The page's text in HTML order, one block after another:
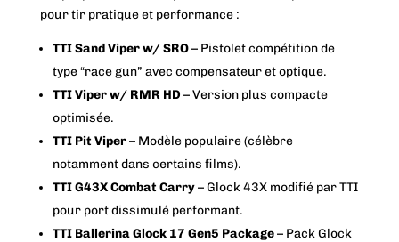
pour tir pratique et performance :
TTI Sand Viper w/ SRO– Pistolet compétition de
type “race gun” avec compensateur et optique.
TTI Viper w/ RMR HD – Version plus compacte
optimisée.
TTI Pit Viper– Modèle populaire (célèbre
notamment dans certains films).
TTI G43X Combat Carry– Glock 43X modifié par TTI
pour port dissimulé performant.
TTI Ballerina Glock 17 Gen5 Package– Pack Glock